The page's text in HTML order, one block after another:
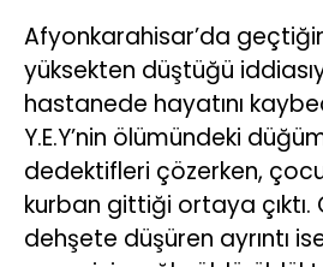
Afyonkarahisar’da
yüksekten düştüğü
hastanede hayatını
Y.E.Y’nin ölümündeki
dedektifleri çözerken,
kurban gittiği ortaya
dehşete düşüren ayrıntı